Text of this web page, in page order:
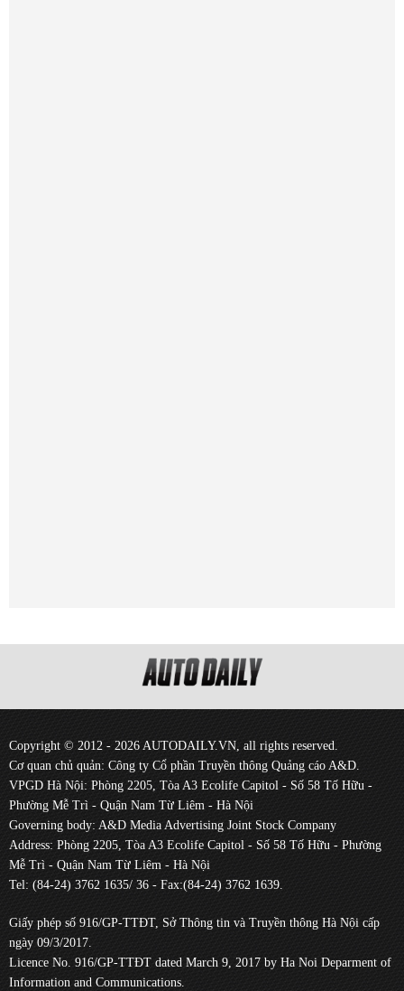
Copyright © 2012 - 2026 AUTODAILY.VN, all rights reserved.
Cơ quan chủ quản: Công ty Cổ phần Truyền thông Quảng cáo A&D.
VPGD Hà Nội: Phòng 2205, Tòa A3 Ecolife Capitol - Số 58 Tố Hữu -
Phường Mễ Trì - Quận Nam Từ Liêm - Hà Nội
Governing body: A&D Media Advertising Joint Stock Company
Address: Phòng 2205, Tòa A3 Ecolife Capitol - Số 58 Tố Hữu - Phường
Mễ Trì - Quận Nam Từ Liêm - Hà Nội
Tel: (84-24) 3762 1635/ 36 - Fax:(84-24) 3762 1639.
Giấy phép số 916/GP-TTĐT, Sở Thông tin và Truyền thông Hà Nội cấp
ngày 09/3/2017.
Licence No. 916/GP-TTĐT dated March 9, 2017 by Ha Noi Deparment of
Information and Communications.